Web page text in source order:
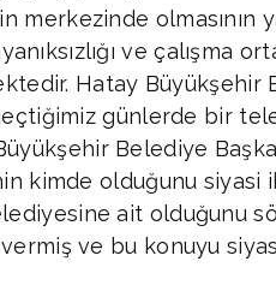
olmasının
ve çalışma
Hatay Büyükşehir
günlerde bir
Belediye
kimde olduğunu siyasi
ait olduğunu
ve bu konuyu